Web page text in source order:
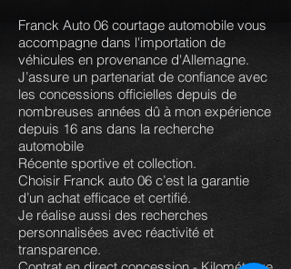
Franck Auto 06 courtage automobile vous
accompagne dans l'importation de
véhicules en provenance d'Allemagne.
J’assure un partenariat de confiance avec
les concessions officielles depuis de
nombreuses années dû à mon expérience
depuis 16 ans dans la recherche
automobile
Récente sportive et collection.
Choisir Franck auto 06 c’est la garantie
d’un achat efficace et certifié.
Je réalise aussi des recherches
personnalisées avec réactivité et
transparence.